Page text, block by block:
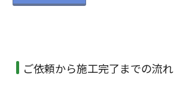
ご依頼から施工完了までの流れ